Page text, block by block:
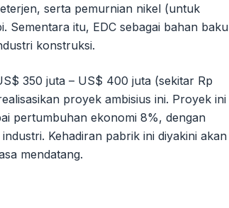
serta pemurnian nikel (untuk
Sementara itu, EDC sebagai bahan baku
konstruksi.
350 juta – US$ 400 juta (sekitar Rp
proyek ambisius ini. Proyek ini
pertumbuhan ekonomi 8%, dengan
Kehadiran pabrik ini diyakini akan
mendatang.